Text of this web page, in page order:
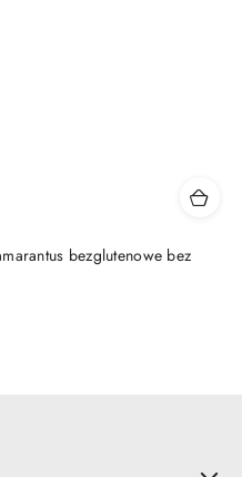
bezglutenowe bez